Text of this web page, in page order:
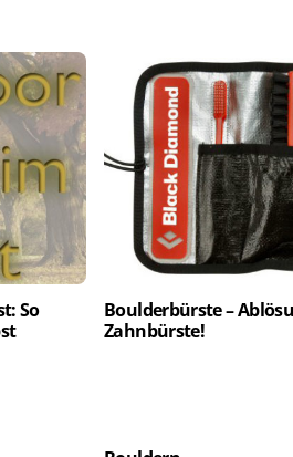
So
Boulderbürste –
Zahnbürste!